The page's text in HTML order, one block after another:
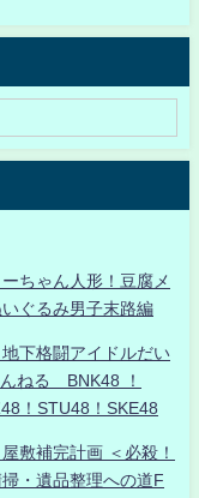
ちゃん人形！豆腐メ
ぐるみ男子末路編
下格闘アイドルだい
ねる BNK48 ！
！STU48！SKE48
敷補完計画 ＜必殺！
・遺品整理への道F